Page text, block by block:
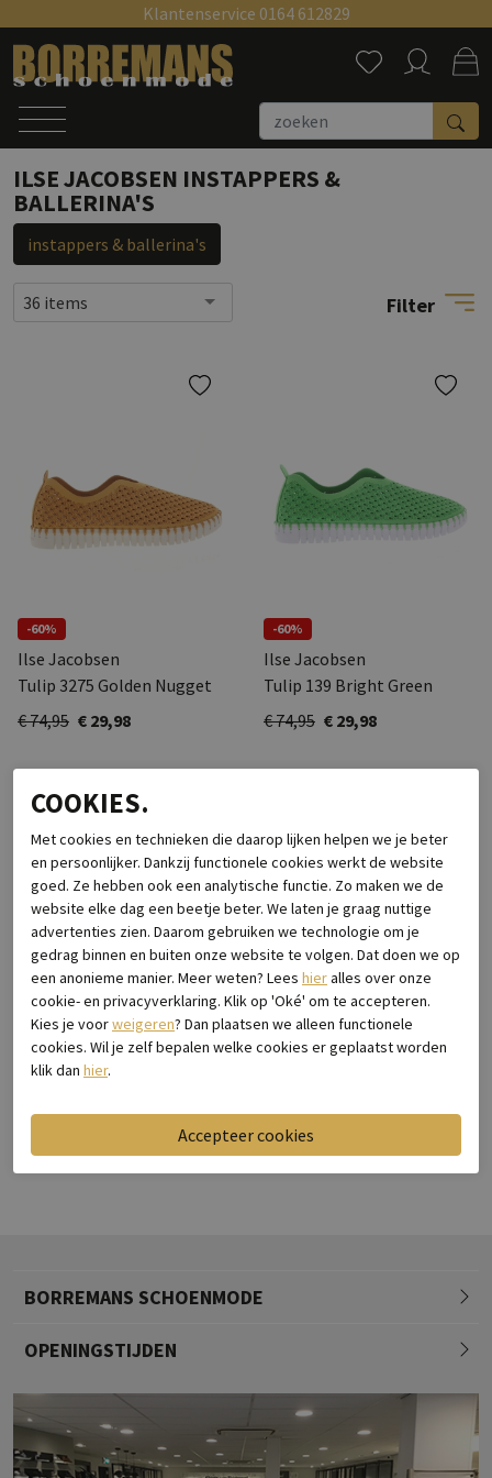
Klantenservice 0164 612829 Zoeken
ILSE JACOBSEN INSTAPPERS &
BALLERINA'S
Filter
instappers & ballerina's
36 items
-60%
Ilse Jacobsen
Tulip 3275 Golden Nugget
€ 74,95 € 29,98
-60%
Ilse Jacobsen
Tulip 139 Bright Green
€ 74,95 € 29,98
-60%
Ilse Jacobsen
-60%
€ 84,95
BORREMANS SCHOENMODE
info@borremansschoenmode.nl
OPENINGSTIJDEN
Maandag
13.00 - 18.00
Dinsdag
09.00 - 18.00
Woensdag
09.00 - 18.00
Donderdag
09.00 - 18.00
COOKIES.
Met cookies en technieken die daarop lijken helpen we je beter
en persoonlijker. Dankzij functionele cookies werkt de website
goed. Ze hebben ook een analytische functie. Zo maken we de
website elke dag een beetje beter. We laten je graag nuttige
advertenties zien. Daarom gebruiken we technologie om je
gedrag binnen en buiten onze website te volgen. Dat doen we op
een anonieme manier. Meer weten? Lees hieralles over onze
cookie- en privacyverklaring. Klik op 'Oké' om te accepteren.
Kies je voorweigeren? Dan plaatsen we alleen functionele
cookies. Wil je zelf bepalen welke cookies er geplaatst worden
klik dan hier.